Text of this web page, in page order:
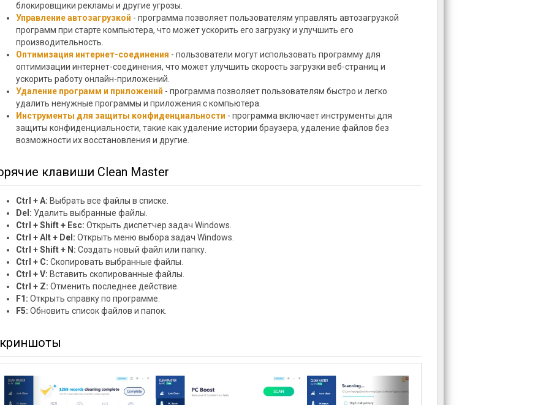
блокировщики рекламы и другие угрозы.
Управление автозагрузкой - программа позволяет пользователям управлять автозагрузкой
программ при старте компьютера, что может ускорить его загрузку и улучшить его
производительность.
Оптимизация интернет-соединения - пользователи могут использовать программу для
оптимизации интернет-соединения, что может улучшить скорость загрузки веб-страниц и
ускорить работу онлайн-приложений.
Удаление программ и приложений - программа позволяет пользователям быстро и легко
удалить ненужные программы и приложения с компьютера.
Инструменты для защиты конфиденциальности - программа включает инструменты для
защиты конфиденциальности, такие как удаление истории браузера, удаление файлов без
возможности их восстановления и другие.
клавиши Clean Master
Ctrl + A: Выбрать все файлы в списке.
Del: Удалить выбранные файлы.
Ctrl + Shift + Esc: Открыть диспетчер задач Windows.
Ctrl + Alt + Del: Открыть меню выбора задач Windows.
Ctrl + Shift + N: Создать новый файл или папку.
Ctrl + C: Скопировать выбранные файлы.
Ctrl + V: Вставить скопированные файлы.
Ctrl + Z: Отменить последнее действие.
F1: Открыть справку по программе.
F5: Обновить список файлов и папок.